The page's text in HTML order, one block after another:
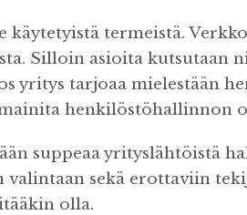
käytetyistä termeistä.
Silloin asioita kutsutaan
yritys tarjoaa mielestään
henkilöstöhallinnon
suppeaa yrityslähtöistä
sekä erottaviin
olla.